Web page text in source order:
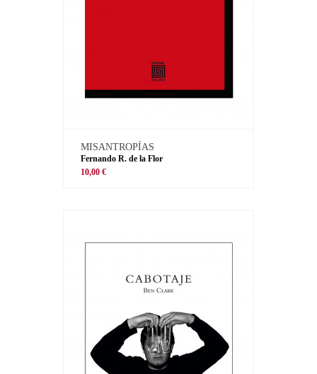
MISANTROPÍAS
Fernando R. de la Flor
10,00 €